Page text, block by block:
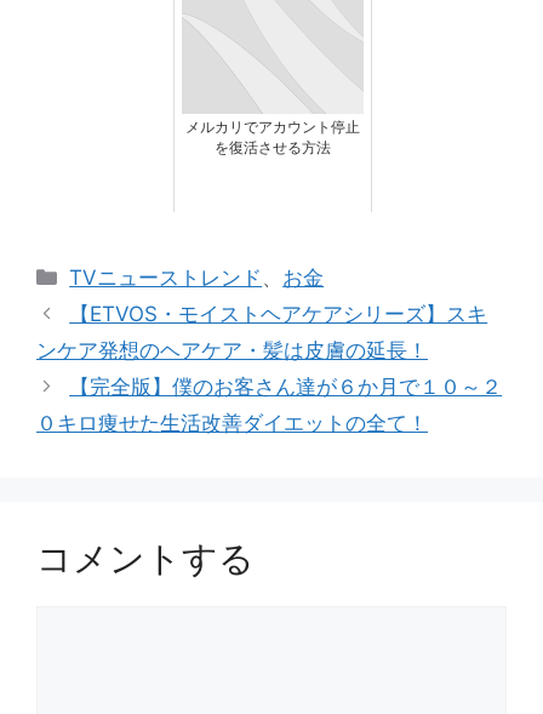
メルカリでアカウント停止
を復活させる方法
カ
テ
リ
ー
TVニューストレンド 、 お金
【ETVOS・モイストヘアケアシリーズ】スキ
ンケア発想のヘアケア・髪は皮膚の延長！
【完全版】僕のお客さん達が６か月で１０～２
０キロ痩せた生活改善ダイエットの全て！
コメントする